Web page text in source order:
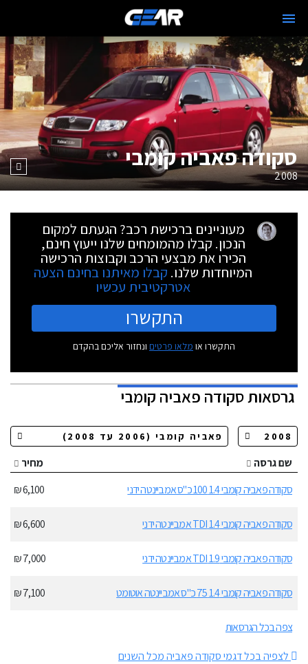
סקודה פאביה קומבי
2008
מעוניינים ברכישת רכב? הגעתם למקום
הנכון. קבלו מהמומחים שלנו ייעוץ חינם,
הכירו את מבצעי הרכב וקבוצות הרכישה
המיוחדות שלנו. קבלו מאיתנו בחינם הצעה
אטרקטיבית עכשיו
התקשרו
התקשרו או מלאו פרטים ונחזור אליכם בהקדם
גרסאותסקודה פאביה קומבי
שם גרסה
מחיר
סקודה פאביה קומבי 1.4 100 כ"ס אמביינטה ידני
6,100 ₪
סקודה פאביה קומבי 1.4 TDI אמביינטה ידני 6,600 ₪
סקודה פאביה קומבי 1.9 TDI אמביינטה ידני 7,000 ₪
סקודה פאביה קומבי 1.4 75 כ"ס אמביינטה אוטומט 7,100 ₪
צפה בכל הגרסאות
לצפיה בכל דגמי סקודה פאביה מכל השנים